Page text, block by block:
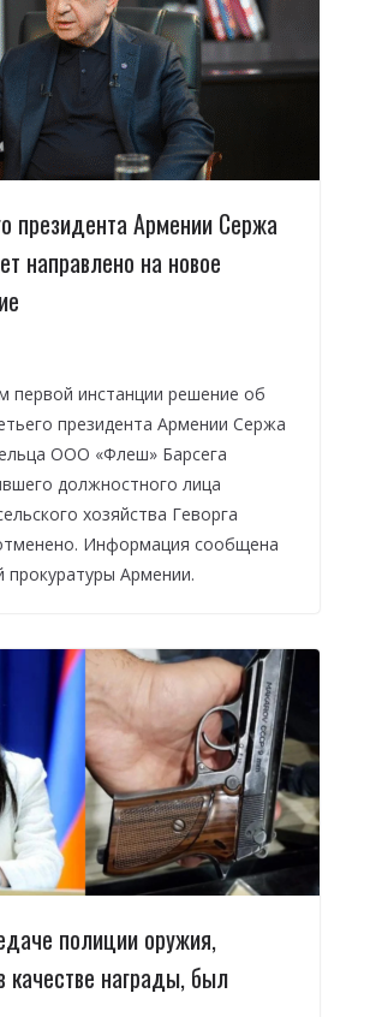
президента Армении Сержа
направлено на новое
первой инстанции решение об
президента Армении Сержа
ООО «Флеш» Барсега
должностного лица
хозяйства Геворга
Информация сообщена
прокуратуры Армении.
полиции оружия,
качестве награды, был